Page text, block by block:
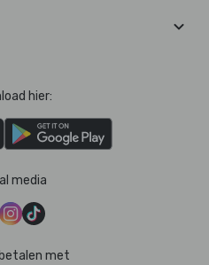
hier:
media
met